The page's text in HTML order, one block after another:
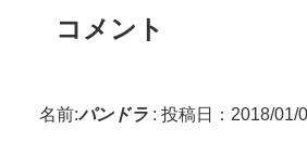
コメント
名前:パンドラ : 投稿日：2018/01/